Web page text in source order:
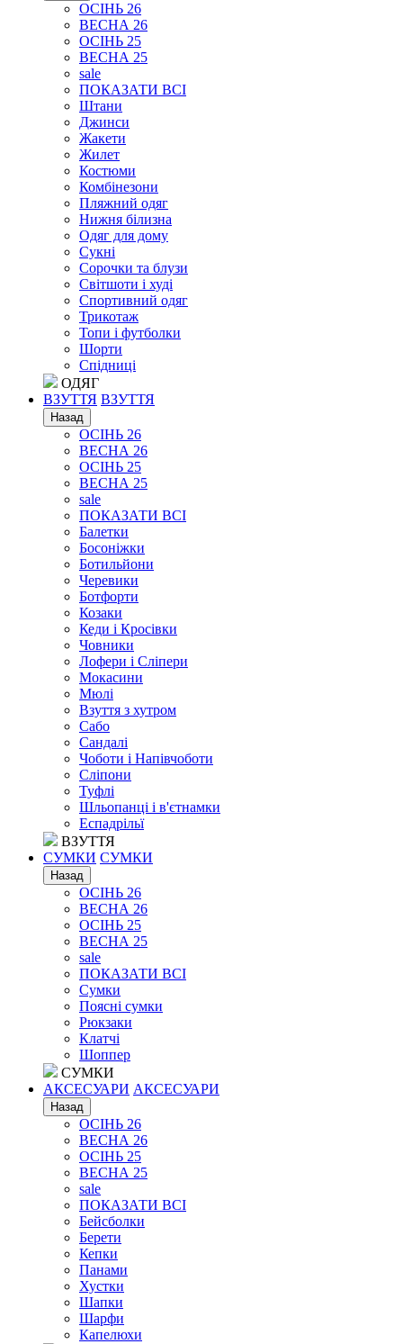
ОСІНЬ 26
ВЕСНА 26
ОСІНЬ 25
ВЕСНА 25
sale
ПОКАЗАТИ ВСІ
Штани
Джинси
Жакети
Жилет
Костюми
Комбінезони
Пляжний одяг
Нижня білизна
Одяг для дому
Сукні
Сорочки та блузи
Світшоти і худі
Спортивний одяг
Трикотаж
Топи і футболки
Шорти
Спідниці
ОДЯГ
ВЗУТТЯ ВЗУТТЯ
Назад
ОСІНЬ 26
ВЕСНА 26
ОСІНЬ 25
ВЕСНА 25
sale
ПОКАЗАТИ ВСІ
Балетки
Босоніжки
Ботильйони
Черевики
Ботфорти
Козаки
Кеди і Кросівки
Човники
Лофери і Сліпери
Мокасини
Мюлі
Взуття з хутром
Сабо
Сандалі
Чоботи і Напівчоботи
Сліпони
Туфлі
Шльопанці і в'єтнамки
Еспадрільї
ВЗУТТЯ
СУМКИ СУМКИ
Назад
ОСІНЬ 26
ВЕСНА 26
ОСІНЬ 25
ВЕСНА 25
sale
ПОКАЗАТИ ВСІ
Сумки
Поясні сумки
Рюкзаки
Клатчі
Шоппер
СУМКИ
АКСЕСУАРИ АКСЕСУАРИ
Назад
ОСІНЬ 26
ВЕСНА 26
ОСІНЬ 25
ВЕСНА 25
sale
ПОКАЗАТИ ВСІ
Бейсболки
Берети
Кепки
Панами
Хустки
Шапки
Шарфи
Капелюхи